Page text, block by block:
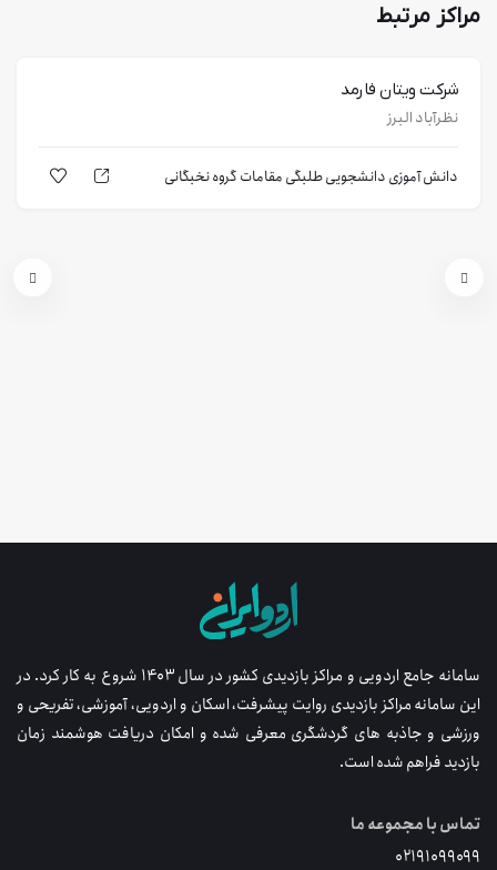
مراکز مرتبط
شرکت ویتان فارمد
نظرآباد البرز
دانش آموزیدانشجوییطلبگیمقاماتگروه نخبگانی
سامانه جامع اردویی و مراکز بازدیدی کشور در سال ۱۴۰۳ شروع به کار کرد. در
این سامانه مراکز بازدیدی روایت پیشرفت، اسکان و اردویی، آموزشی، تفریحی و
ورزشی و جاذبه های گردشگری معرفی شده و امکان دریافت هوشمند زمان
بازدید فراهم شده است.
تماس با مجموعه ما
۰۲۱۹۱۰۹۹۰۹۹